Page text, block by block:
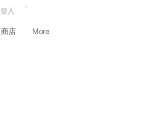
登入
商店 More